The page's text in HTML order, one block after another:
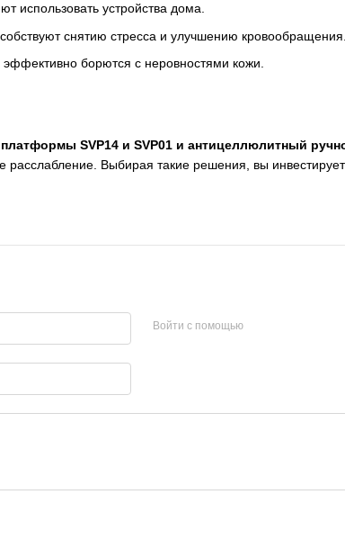
использовать устройства дома.
снятию стресса и улучшению кровообращения.
эффективно борются с неровностями кожи.
SVP14 и SVP01 и антицеллюлитный
расслабление. Выбирая такие решения, вы
Войти с помощью